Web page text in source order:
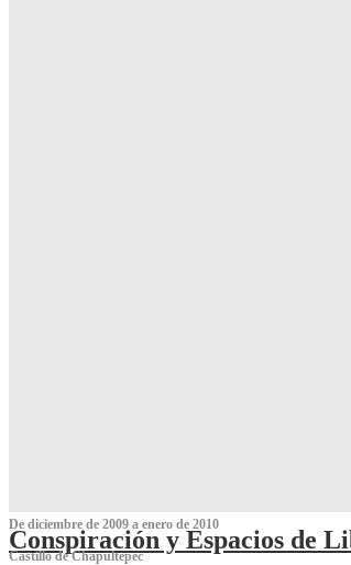
De diciembre de 2009 a enero de 2010
Conspiración y Espacios de
Castillo de Chapultepec